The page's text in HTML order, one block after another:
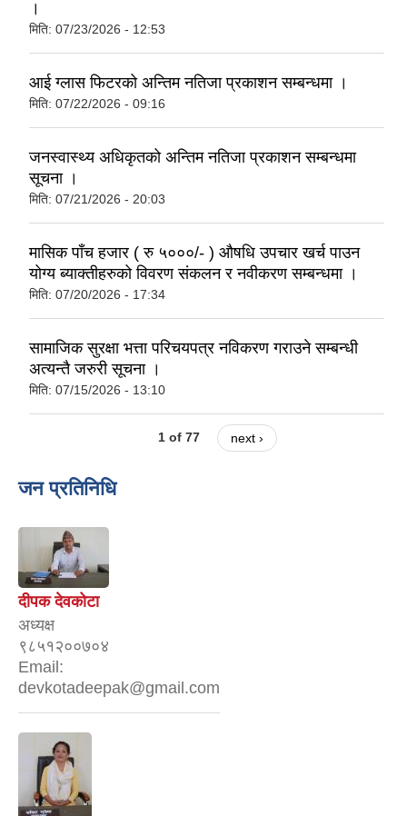
।
मिति: 07/23/2026 - 12:53
आई ग्लास फिटरको अन्तिम नतिजा प्रकाशन सम्बन्धमा ।
मिति: 07/22/2026 - 09:16
जनस्वास्थ्य अधिकृतको अन्तिम नतिजा प्रकाशन सम्बन्धमा
सूचना ।
मिति: 07/21/2026 - 20:03
मासिक पाँच हजार ( रु ५०००/- ) औषधि उपचार खर्च पाउन
योग्य ब्याक्तीहरुको विवरण संकलन र नवीकरण सम्बन्धमा ।
मिति: 07/20/2026 - 17:34
सामाजिक सुरक्षा भत्ता परिचयपत्र नविकरण गराउने सम्बन्धी
अत्यन्तै जरुरी सूचना ।
मिति: 07/15/2026 - 13:10
1 of 77 next ›
जन प्रतिनिधि
दीपक देवकोटा
अध्यक्ष
९८५१२००७०४
Email:
devkotadeepak@gmail.com